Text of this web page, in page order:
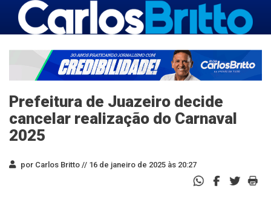
Prefeitura de Juazeiro decide
cancelar realização do Carnaval
2025
por Carlos Britto // 16 de janeiro de 2025 às 20:27